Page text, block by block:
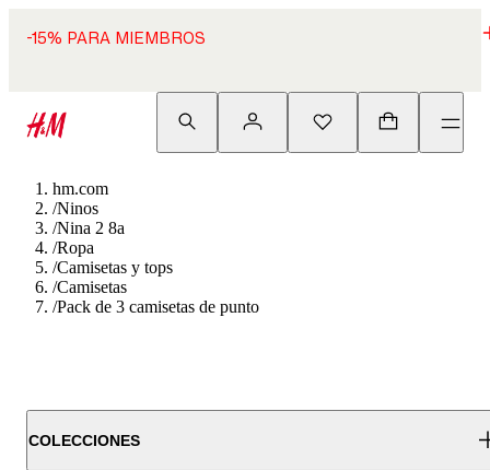
-15% PARA MIEMBROS
hm.com
/Ninos
/Nina 2 8a
/Ropa
/Camisetas y tops
/Camisetas
/Pack de 3 camisetas de punto
COLECCIONES